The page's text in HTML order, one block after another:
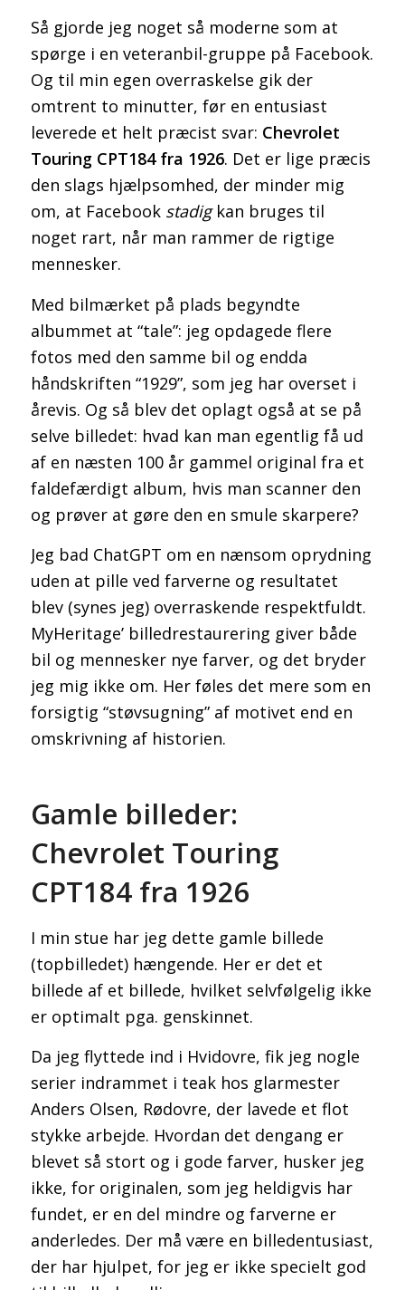
Så gjorde jeg noget så moderne som at
spørge i en veteranbil-gruppe på Facebook.
Og til min egen overraskelse gik der
omtrent to minutter, før en entusiast
leverede et helt præcist svar: Chevrolet
Touring CPT184 fra 1926. Det er lige præcis
den slags hjælpsomhed, der minder mig
om, at Facebook stadigkan bruges til
noget rart, når man rammer de rigtige
mennesker.
Med bilmærket på plads begyndte
albummet at “tale”: jeg opdagede flere
fotos med den samme bil og endda
håndskriften “1929”, som jeg har overset i
årevis. Og så blev det oplagt også at se på
selve billedet: hvad kan man egentlig få ud
af en næsten 100 år gammel original fra et
faldefærdigt album, hvis man scanner den
og prøver at gøre den en smule skarpere?
Jeg bad ChatGPT om en nænsom oprydning
uden at pille ved farverne og resultatet
blev (synes jeg) overraskende respektfuldt.
MyHeritage’ billedrestaurering giver både
bil og mennesker nye farver, og det bryder
jeg mig ikke om. Her føles det mere som en
forsigtig “støvsugning” af motivet end en
omskrivning af historien.
Gamle billeder:
Chevrolet Touring
CPT184 fra 1926
I min stue har jeg dette gamle billede
(topbilledet) hængende. Her er det et
billede af et billede, hvilket selvfølgelig ikke
er optimalt pga. genskinnet.
Da jeg flyttede ind i Hvidovre, fik jeg nogle
serier indrammet i teak hos glarmester
Anders Olsen, Rødovre, der lavede et flot
stykke arbejde. Hvordan det dengang er
blevet så stort og i gode farver, husker jeg
ikke, for originalen, som jeg heldigvis har
fundet, er en del mindre og farverne er
anderledes. Der må være en billedentusiast,
der har hjulpet, for jeg er ikke specielt god